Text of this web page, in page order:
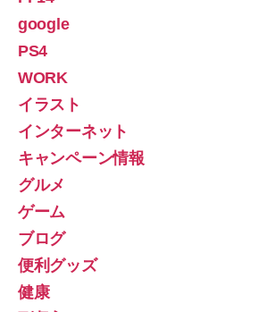
google
PS4
WORK
イラスト
インターネット
キャンペーン情報
グルメ
ゲーム
ブログ
便利グッズ
健康